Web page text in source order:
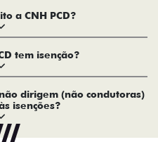
a CNH PCD?
tem isenção?
dirigem (não condutoras)
isenções?